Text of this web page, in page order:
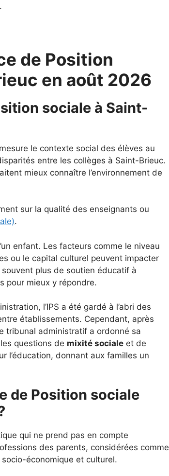
de Position
en août 2026
sociale à Saint-
le contexte social des élèves au
entre les collèges à Saint-Brieuc.
mieux connaître l’environnement de
sur la qualité des enseignants ou
.
enfant. Les facteurs comme le niveau
ou le capital culturel peuvent impacter
plus de soutien éducatif à
pour mieux y répondre.
l’IPS a été gardé à l’abri des
établissements. Cependant, après
tribunal administratif a ordonné sa
questions de mixité sociale et de
l’éducation, donnant aux familles un
de Position sociale
qui ne prend pas en compte
des parents, considérées comme
économique et culturel.